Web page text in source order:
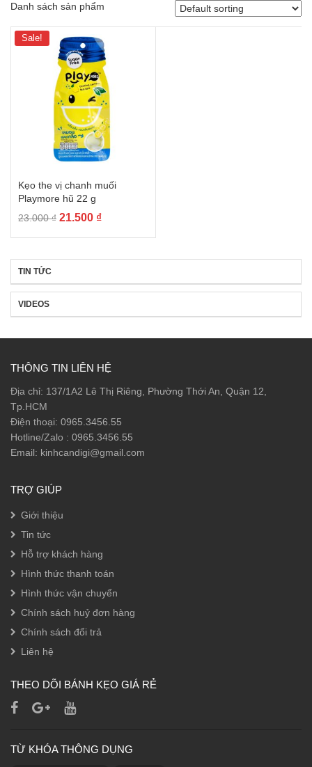
Danh sách sản phẩm
Sale!
Kẹo the vị chanh muối
Playmore hũ 22 g
23.000₫ 21.500 ₫
TIN TỨC
VIDEOS
THÔNG TIN LIÊN HỆ
Địa chỉ: 137/1A2 Lê Thị Riêng, Phường Thới An, Quận 12,
Tp.HCM
Điện thoại: 0965.3456.55
Hotline/Zalo : 0965.3456.55
Email: kinhcandigi@gmail.com
TRỢ GIÚP
Giới thiệu
Tin tức
Hỗ trợ khách hàng
Hình thức thanh toán
Hình thức vận chuyển
Chính sách huỷ đơn hàng
Chính sách đổi trả
Liên hệ
THEO DÕI BÁNH KẸO GIÁ RẺ
TỪ KHÓA THÔNG DỤNG